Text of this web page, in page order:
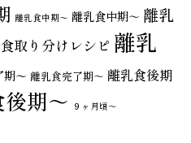
離乳食中期〜 離乳食中期～ 離乳
取り分けレシピ 離乳
期〜 離乳食完了期～ 離乳食後期
期～ ９ヶ月頃～